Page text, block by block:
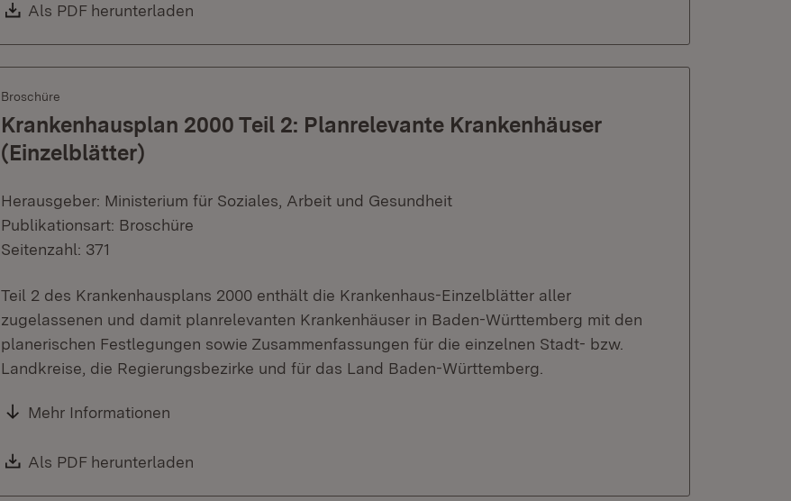
Download:
Als PDF herunterladen
Broschüre
Krankenhausplan 2000 Teil 2: Planrelevante Krankenhäuser
(Einzelblätter)
Herausgeber: Ministerium für Soziales, Arbeit und Gesundheit
Publikationsart: Broschüre
Seitenzahl: 371
Teil 2 des Krankenhausplans 2000 enthält die Krankenhaus-Einzelblätter aller
zugelassenen und damit planrelevanten Krankenhäuser in Baden-Württemberg mit den
planerischen Festlegungen sowie Zusammenfassungen für die einzelnen Stadt- bzw.
Landkreise, die Regierungsbezirke und für das Land Baden-Württemberg.
Mehr Informationen
Download:
Als PDF herunterladen